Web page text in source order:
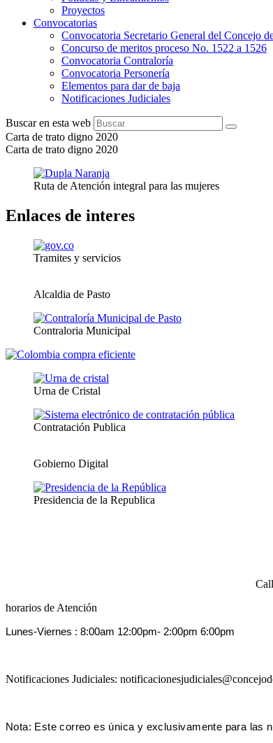
Proyectos
Convocatorias
Convocatoria Secretario General del Concejo
Concurso de meritos proceso No. 1522 a 1526
Convocatoria Contraloría
Convocatoria Personería
Elementos para dar de baja
Notificaciones Judiciales
Buscar en esta web
Carta de trato digno 2020
Carta de trato digno 2020
Ruta de Atención integral para las mujeres
Enlaces de interes
Tramites y servicios
Alcaldia de Pasto
Contraloria Municipal
Urna de Cristal
Contratación Publica
Gobierno Digital
Presidencia de la Republica
horarios de Atención
Lunes-Viernes : 8:00am 12:00pm- 2:00pm 6:00pm
Notificaciones Judiciales:
Nota: Este correo es única y exclusivamente para las